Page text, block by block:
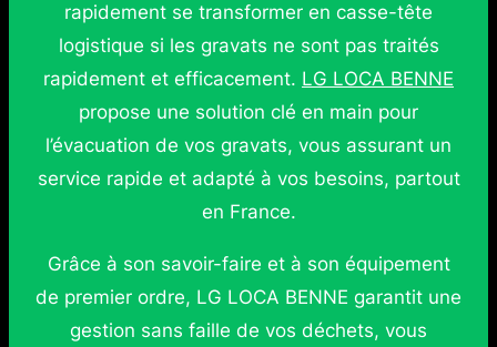
rapidement se transformer en casse-tête
logistique si les gravats ne sont pas traités
rapidement et efficacement. LG LOCA BENNE
propose une solution clé en main pour
l’évacuation de vos gravats, vous assurant un
service rapide et adapté à vos besoins, partout
en France.
Grâce à son savoir-faire et à son équipement
de premier ordre, LG LOCA BENNE garantit une
gestion sans faille de vos déchets, vous